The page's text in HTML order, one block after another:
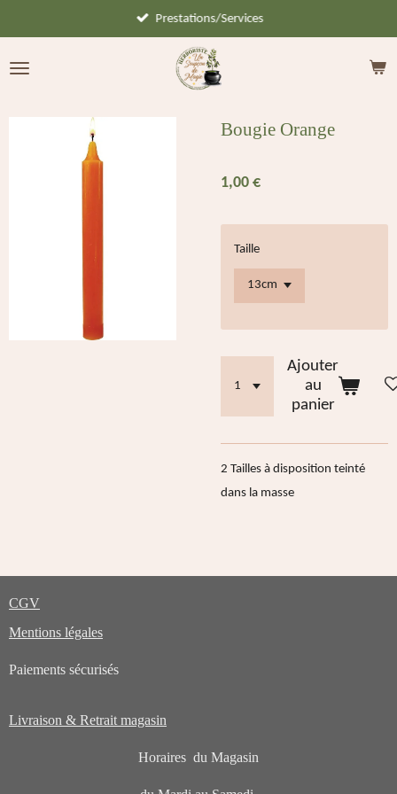
contenu
Prestations/Services
Bougie Orange
1,00 €
Taille
Ajouter
au
panier
2 Tailles à disposition teinté
dans la masse
CGV
Mentions légales
Paiements sécurisés
Livraison & Retrait magasin
Horaires du Magasin